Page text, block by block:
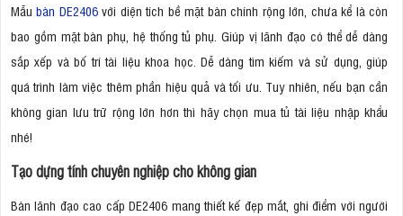
Mẫubàn DE2406với diện tích bề mặt bàn chính rộng lớn, chưa kể là còn
bao gồm mặt bàn phụ, hệ thống tủ phụ. Giúp vị lãnh đạo có thể dễ dàng
sắp xếp và bố trí tài liệu khoa học. Dễ dàng tìm kiếm và sử dụng, giúp
quá trình làm việc thêm phần hiệu quả và tối ưu. Tuy nhiên, nếu bạn cần
không gian lưu trữ rộng lớn hơn thì hãy chọn mua tủ tài liệu nhập khẩu
nhé!
Tạo dựng tính chuyên nghiệp cho không gian
Bàn lãnh đạo cao cấp DE2406 mang thiết kế đẹp mắt, ghi điểm với người